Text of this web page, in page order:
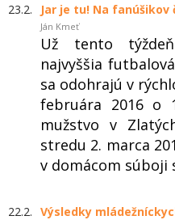
23.2. Jar je tu! Na fanúšikov
Ján Kmeť
Už tento
najvyššia
sa odohrajú v
februára 2016 o
mužstvo v
stredu 2. marca
v domácom súboji
22.2. Výsledky